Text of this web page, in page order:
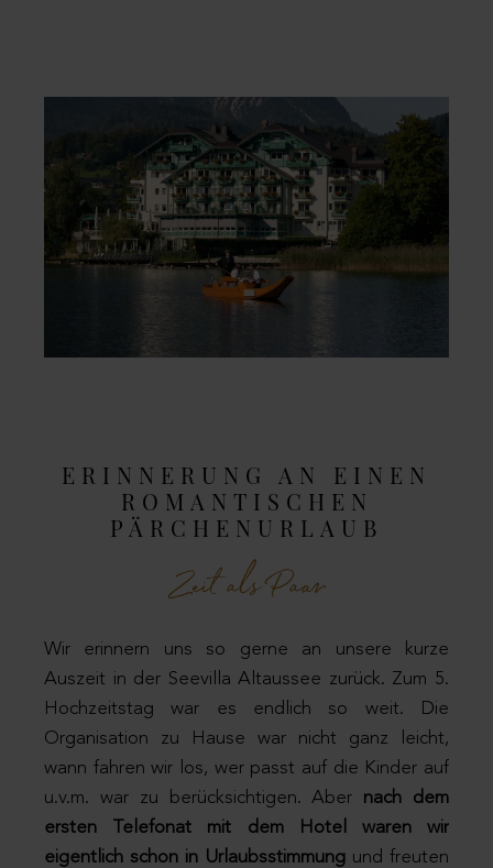
ERINNERUNG AN EINEN
ROMANTISCHEN
PÄRCHENURLAUB
Zeit als Paar
Wir erinnern uns so gerne an unsere kurze
Auszeit in der Seevilla Altaussee zurück. Zum 5.
Hochzeitstag war es endlich so weit. Die
Organisation zu Hause war nicht ganz leicht,
wann fahren wir los, wer passt auf die Kinder auf
u.v.m. war zu berücksichtigen. Aber nach dem
ersten Telefonat mit dem Hotel waren wir
eigentlich schon in Urlaubsstimmung und freuten